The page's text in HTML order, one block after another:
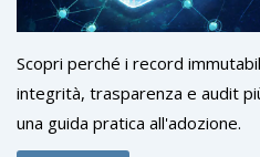
Scopri perché i record
integrità, trasparenza e audit
una guida pratica all'adozione.